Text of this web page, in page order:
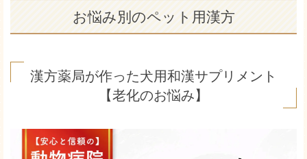
お悩み別のペット用漢方
漢方薬局が作った犬用和漢サプリメント
【老化のお悩み】